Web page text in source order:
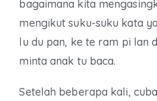
bagaimana kita
mengikut suku-suku kata
lu du pan, ke te ram pi lan
minta anak tu baca.
Setelah beberapa kali,